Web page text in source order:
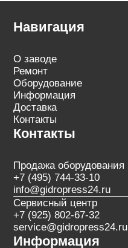
Навигация
О заводе
Ремонт
Оборудование
Информация
Доставка
Контакты
Контакты
Продажа оборудования
+7 (495) 744-33-10
info@gidropress24.ru
Сервисный центр
+7 (925) 802-67-32
service@gidropress24.ru
Информация